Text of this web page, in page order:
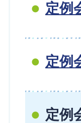
定例
定例
定例